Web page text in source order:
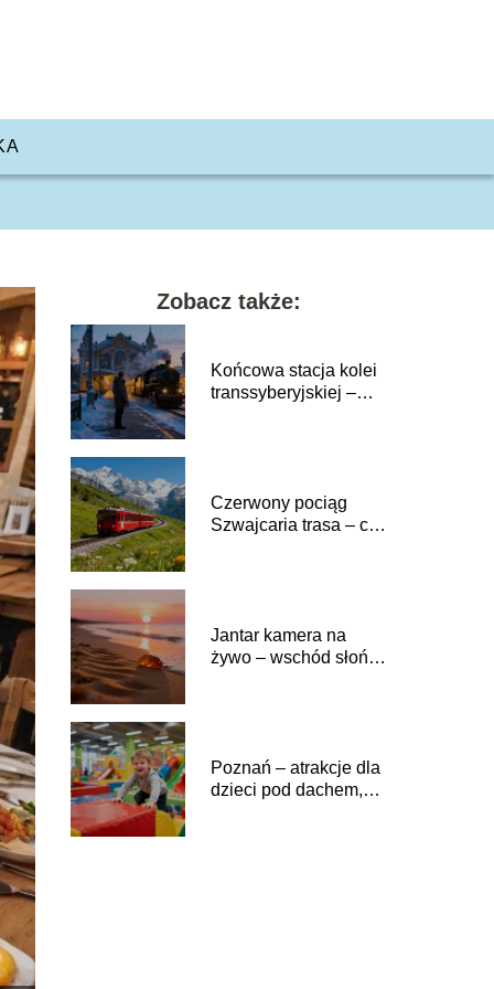
Zobacz także:
Końcowa stacja kolei
transsyberyjskiej –
Czerwony pociąg
Szwajcaria trasa – co
Jantar kamera na
żywo – wschód słońca
Poznań – atrakcje dla
dzieci pod dachem,